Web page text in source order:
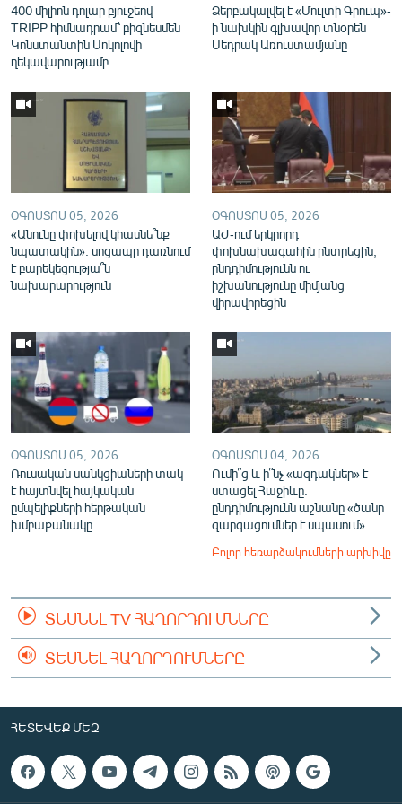
English
Русский
ՀԵՏԵՎԵՔ ՄԵԶ
«Ազատության» բոլոր կայքերը
400 միլիոն դոլար բյուջեով
TRIPP հիմնադրամ՝ բիզնեսմեն
Կոնստանտին Սոկոլովի
ղեկավարությամբ
Ձերբակալվել է «Մուլտի Գրուպ»-
ի նախկին գլխավոր տնօրեն
Սեդրակ Առուստամյանը
ՕԳՈՍՏՈՍ 05, 2026
«Անունը փոխելով կհասնե՞նք
նպատակին». սոցապը դառնում
է բարեկեցությա՞ն
նախարարություն
ՕԳՈՍՏՈՍ 05, 2026
ԱԺ-ում երկրորդ
փոխնախագահին ընտրեցին,
ընդդիմությունն ու
իշխանությունը միմյանց
վիրավորեցին
ՕԳՈՍՏՈՍ 05, 2026
Ռուսական սանկցիաների տակ
է հայտնվել հայկական
ըմպելիքների հերթական
խմբաքանակը
ՕԳՈՍՏՈՍ 04, 2026
Ումի՞ց և ի՞նչ «ազդակներ» է
ստացել Հաջիևը.
ընդդիմությունն աշնանը «ծանր
զարգացումներ է սպասում»
Բոլոր հեռարձակումների արխիվը
ՏԵՍՆԵԼ TV ՀԱՂՈՐԴՈՒՄՆԵՐԸ
ՏԵՍՆԵԼ ՀԱՂՈՐԴՈՒՄՆԵՐԸ
ՀԵՏԵՎԵՔ ՄԵԶ